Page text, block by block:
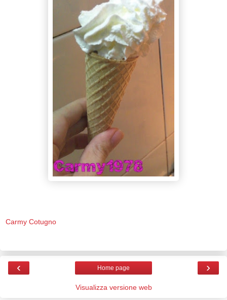
Carmy Cotugno
‹ ›
Home page
Visualizza versione web